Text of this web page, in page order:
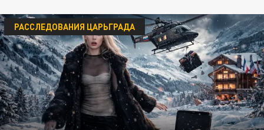
РАССЛЕДОВАНИЯ ЦАРЬГРАДА